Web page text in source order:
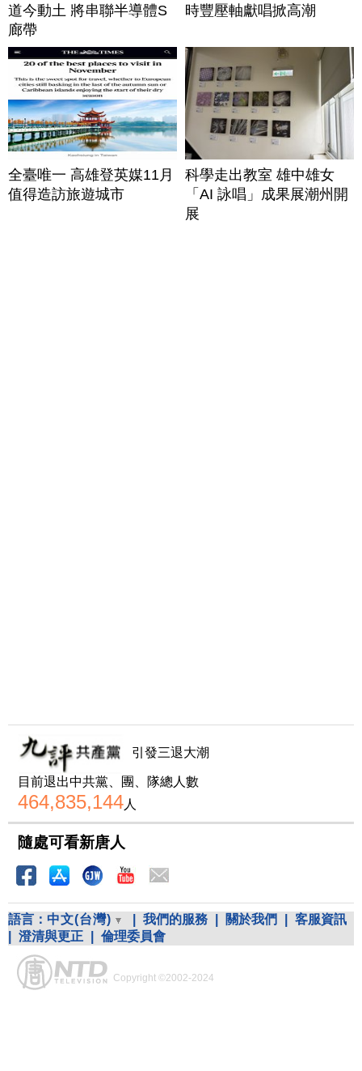
道今動土 將串聯半導體S
廊帶
時豐壓軸獻唱掀高潮
全臺唯一 高雄登英媒11月
值得造訪旅遊城市
科學走出教室 雄中雄女
「AI 詠唱」成果展潮州開
展
引發三退大潮
目前退出中共黨、團、隊總人數
464,835,144人
隨處可看新唐人
語言： 中文(台灣) 我們的服務 關於我們
客服資訊
澄清與更正 倫理委員會
Copyright ©2002-2024